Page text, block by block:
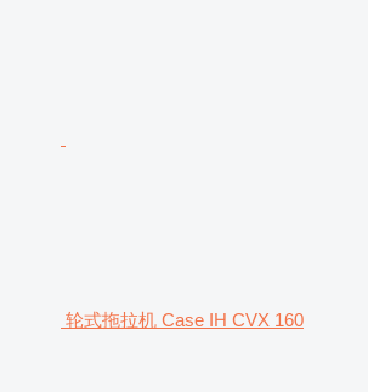
轮式拖拉机 Case IH CVX 160